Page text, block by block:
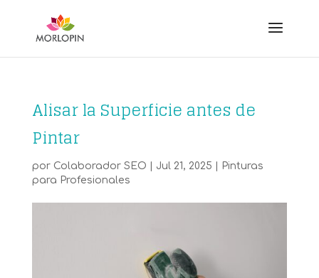
Alisar la Superficie antes de
Pintar
por Colaborador SEO Jul 21, 2025
Pinturas
para Profesionales